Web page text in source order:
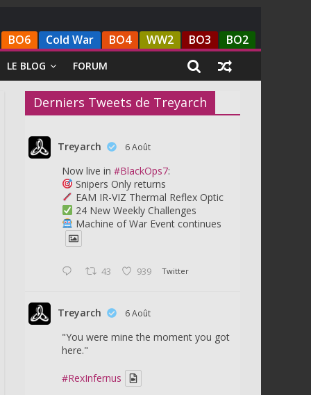
BO6 Cold War BO4 WW2 BO3 BO2
LE BLOG FORUM
Derniers Tweets de Treyarch
Treyarch 6 Août
Now live in #BlackOps7:
Snipers Only returns
EAM IR-VIZ Thermal Reflex Optic
24 New Weekly Challenges
Machine of War Event continues
43 939 Twitter
Treyarch 6 Août
"You were mine the moment you got
here."
#RexInfernus